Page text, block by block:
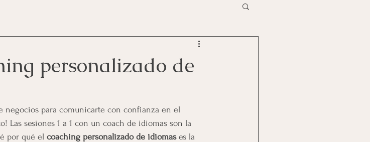
personalizado de
negocios para comunicarte con confianza en el
Las sesiones 1 a 1 con un coach de idiomas son la
por qué el coaching personalizado de idiomas es la